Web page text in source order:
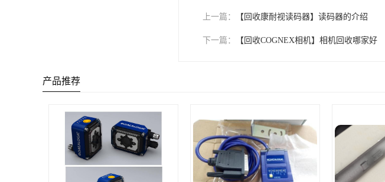
上一篇： 【回收康耐视读码器】读码器的介绍
下一篇： 【回收COGNEX相机】相机回收哪家好
产品推荐